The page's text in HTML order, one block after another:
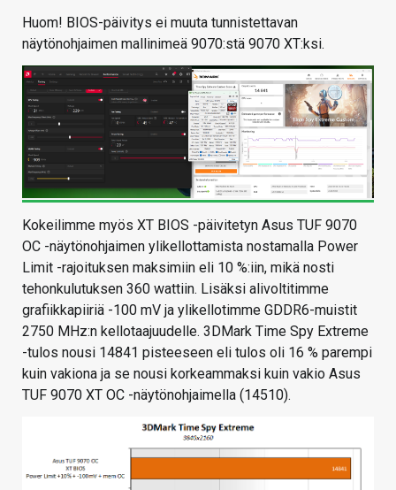
Huom! BIOS-päivitys ei muuta tunnistettavan
näytönohjaimen mallinimeä 9070:stä 9070 XT:ksi.
Kokeilimme myös XT BIOS -päivitetyn Asus TUF 9070
OC -näytönohjaimen ylikellottamista nostamalla Power
Limit -rajoituksen maksimiin eli 10 %:iin, mikä nosti
tehonkulutuksen 360 wattiin. Lisäksi alivoltitimme
grafiikkapiiriä -100 mV ja ylikellotimme GDDR6-muistit
2750 MHz:n kellotaajuudelle. 3DMark Time Spy Extreme
-tulos nousi 14841 pisteeseen eli tulos oli 16 % parempi
kuin vakiona ja se nousi korkeammaksi kuin vakio Asus
TUF 9070 XT OC -näytönohjaimella (14510).